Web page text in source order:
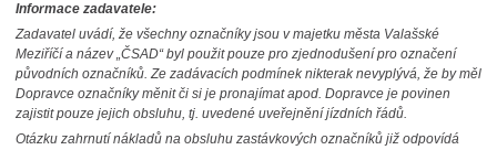
Informace zadavatele:
Zadavatel uvádí, že všechny označníky jsou v majetku města Valašské
Meziříčí a název „ČSAD“ byl použit pouze pro zjednodušení pro označení
původních označníků. Ze zadávacích podmínek nikterak nevyplývá, že by měl
Dopravce označníky měnit či si je pronajímat apod. Dopravce je povinen
zajistit pouze jejich obsluhu, tj. uvedené uveřejnění jízdních řádů.
Otázku zahrnutí nákladů na obsluhu zastávkových označníků již odpovídá